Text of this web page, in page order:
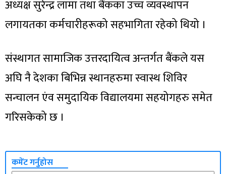
अध्यक्ष सुरेन्द्र लामा तथा बैंकका उच्च व्यवस्थापन
लगायतका कर्मचारीहरूको सहभागिता रहेको थियो ।
संस्थागत सामाजिक उत्तरदायित्व अन्तर्गत बैंकले यस
अघि नै देशका बिभिन्न स्थानहरुमा स्वास्थ शिविर
सन्चालन एंव समुदायिक विद्यालयमा सहयोगहरु समेत
गरिसकेको छ ।
कमेंट गर्नुहोस